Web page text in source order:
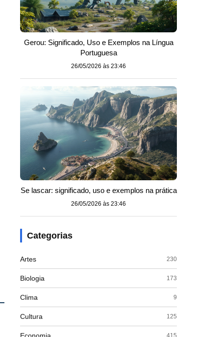
Gerou: Significado, Uso e Exemplos na Língua
Portuguesa
26/05/2026 às 23:46
Se lascar: significado, uso e exemplos na prática
26/05/2026 às 23:46
Categorias
Artes 230
Biologia 173
Clima 9
Cultura 125
415